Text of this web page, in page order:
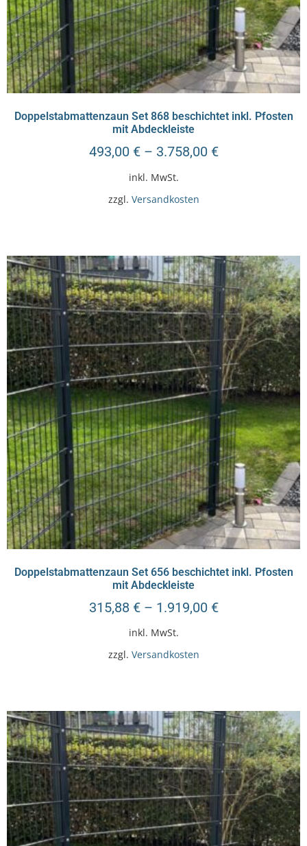
Doppelstabmattenzaun Set 868 beschichtet inkl. Pfosten
mit Abdeckleiste
493,00 €– 3.758,00 €
inkl. MwSt.
zzgl. Versandkosten
Doppelstabmattenzaun Set 656 beschichtet inkl. Pfosten
mit Abdeckleiste
315,88 €– 1.919,00 €
inkl. MwSt.
zzgl. Versandkosten